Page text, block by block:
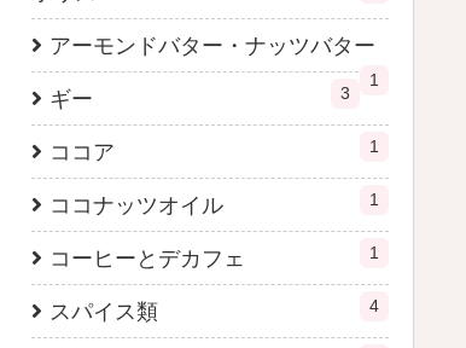
アーモンドバター・ナッツバター
1
ギー 3
ココア 1
ココナッツオイル 1
コーヒーとデカフェ 1
スパイス類 4